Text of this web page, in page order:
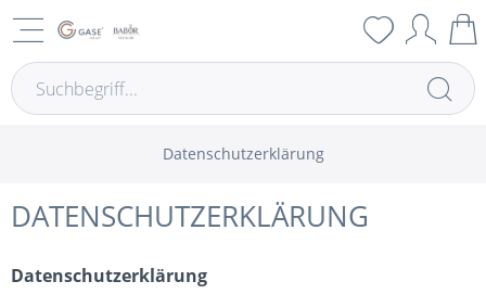
Datenschutzerklärung
DATENSCHUTZERKLÄRUNG
Datenschutzerklärung